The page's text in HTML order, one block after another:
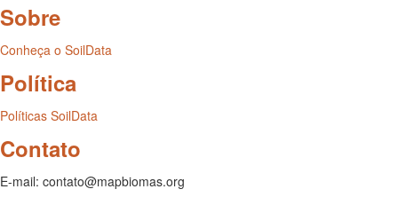
Sobre
Conheça o SoilData
Política
Políticas SoilData
Contato
E-mail: contato@mapbiomas.org